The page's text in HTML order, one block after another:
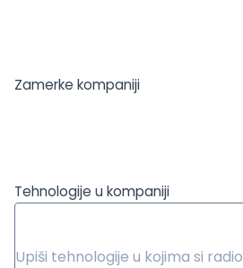
Zamerke kompaniji
Tehnologije u kompaniji
Upiši tehnologije u kojima si radio